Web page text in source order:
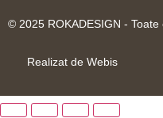
© 2025 ROKADESIGN -
Realizat de Webis